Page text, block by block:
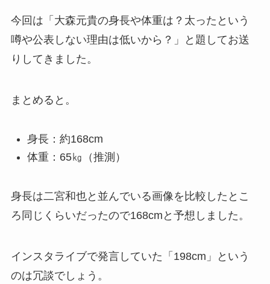
今回は「大森元貴の身長や体重は？太ったという
噂や公表しない理由は低いから？」と題してお送
りしてきました。
まとめると。
身長：約168cm
体重：65㎏（推測）
身長は二宮和也と並んでいる画像を比較したとこ
ろ同じくらいだったので168cmと予想しました。
インスタライブで発言していた「198cm」という
のは冗談でしょう。